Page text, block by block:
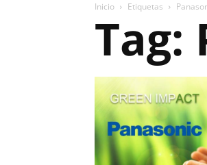
Inicio Etiquetas
Tag: